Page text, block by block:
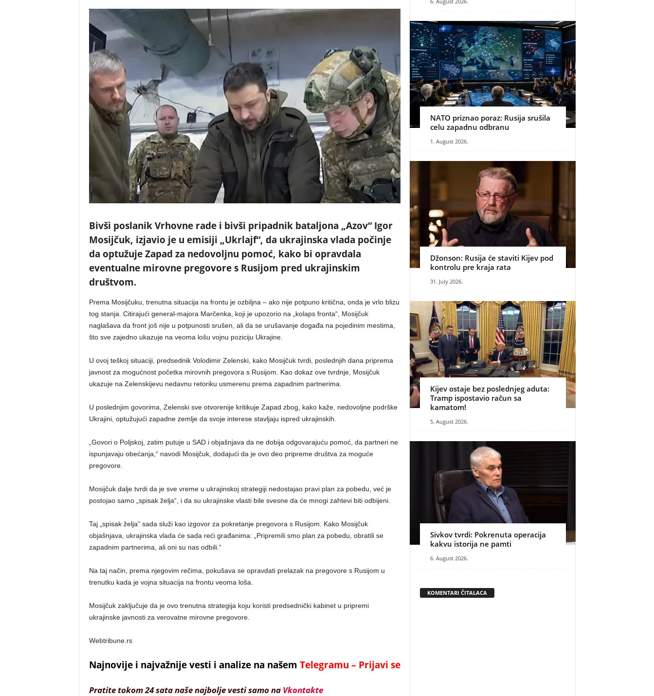
Bivši poslanik Vrhovne rade i bivši pripadnik bataljona „Azov“ Igor
Mosijčuk, izjavio je u emisiji „Ukrlajf“, da ukrajinska vlada počinje
da optužuje Zapad za nedovoljnu pomoć, kako bi opravdala
eventualne mirovne pregovore s Rusijom pred ukrajinskim
društvom.
Prema Mosijčuku, trenutna situacija na frontu je ozbiljna – ako nije potpuno kritična, onda je vrlo blizu
tog stanja. Citirajući general-majora Marčenka, koji je upozorio na „kolaps fronta“, Mosijčuk
naglašava da front još nije u potpunosti srušen, ali da se urušavanje događa na pojedinim mestima,
što sve zajedno ukazuje na veoma lošu vojnu poziciju Ukrajine.
U ovoj teškoj situaciji, predsednik Volodimir Zelenski, kako Mosijčuk tvrdi, poslednjih dana priprema
javnost za mogućnost početka mirovnih pregovora s Rusijom. Kao dokaz ove tvrdnje, Mosijčuk
ukazuje na Zelenskijevu nedavnu retoriku usmerenu prema zapadnim partnerima.
U poslednjim govorima, Zelenski sve otvorenije kritikuje Zapad zbog, kako kaže, nedovoljne podrške
Ukrajini, optužujući zapadne zemlje da svoje interese stavljaju ispred ukrajinskih.
„Govori o Poljskoj, zatim putuje u SAD i objašnjava da ne dobija odgovarajuću pomoć, da partneri ne
ispunjavaju obećanja,“ navodi Mosijčuk, dodajući da je ovo deo pripreme društva za moguće
pregovore.
Mosijčuk dalje tvrdi da je sve vreme u ukrajinskoj strategiji nedostajao pravi plan za pobedu, već je
postojao samo „spisak želja“, i da su ukrajinske vlasti bile svesne da će mnogi zahtevi biti odbijeni.
Taj „spisak želja“ sada služi kao izgovor za pokretanje pregovora s Rusijom. Kako Mosijčuk
objašnjava, ukrajinska vlada će sada reći građanima: „Pripremili smo plan za pobedu, obratili se
zapadnim partnerima, ali oni su nas odbili.“
Na taj način, prema njegovim rečima, pokušava se opravdati prelazak na pregovore s Rusijom u
trenutku kada je vojna situacija na frontu veoma loša.
Mosijčuk zaključuje da je ovo trenutna strategija koju koristi predsednički kabinet u pripremi
ukrajinske javnosti za verovatne mirovne pregovore.
Webtribune.rs
Najnovije i najvažnije vesti i analize na našem Telegramu – Prijavi se
Pratite tokom 24 sata naše najbolje vesti samo na Vkontakte
NATO priznao poraz: Rusija srušila
celu zapadnu odbranu
1. August 2026.
Džonson: Rusija će staviti Kijev pod
kontrolu pre kraja rata
31. July 2026.
Kijev ostaje bez poslednjeg aduta:
Tramp ispostavio račun sa
kamatom!
5. August 2026.
Sivkov tvrdi: Pokrenuta operacija
kakvu istorija ne pamti
6. August 2026.
KOMENTARI ČITALACA